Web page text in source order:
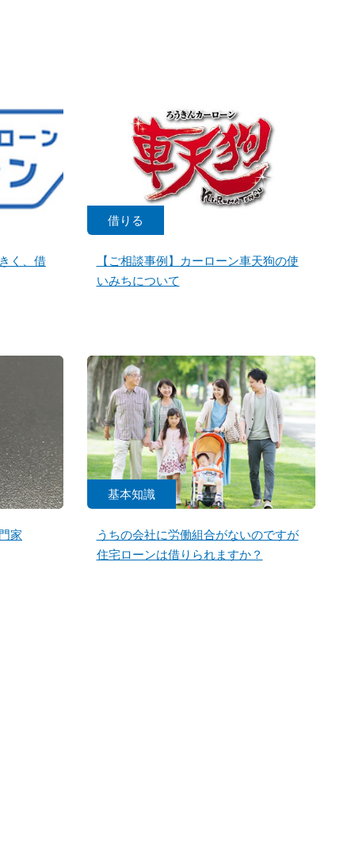
く、借
借りる
【ご相談事例】カーローン車天狗の使
いみちについて
家
基本知識
うちの会社に労働組合がないのですが
住宅ローンは借りられますか？